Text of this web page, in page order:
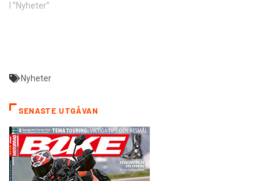
I ”Nyheter”
Nyheter
SENASTE UTGÅVAN